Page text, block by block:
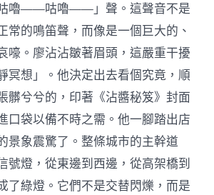
嚕——咕嚕——」聲。這聲音不是
常的鳴笛聲，而像是一個巨大的、
嚎。廖沾沾皺著眉頭，這嚴重干擾
冥想」。他決定出去看個究竟，順
髒兮兮的，印著《沾醬秘笈》封面
口袋以備不時之需。他一腳踏出店
景象震驚了。整條城市的主幹道
號燈，從東邊到西邊，從高架橋到
了綠燈。它們不是交替閃爍，而是